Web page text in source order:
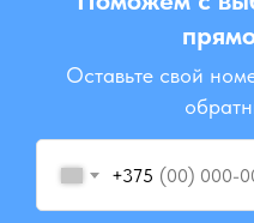
Оставьте свой
+375
Подписывайся